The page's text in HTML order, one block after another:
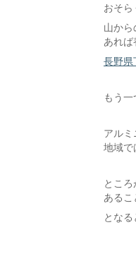
おそら
山か
あれば
長野県
もう一
アル
地域で
とこ
あるこ
となる